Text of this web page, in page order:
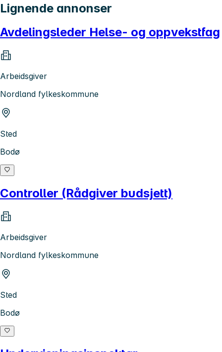
Lignende annonser
Avdelingsleder Helse- og oppvekstfag
Arbeidsgiver
Nordland fylkeskommune
Sted
Bodø
Controller (Rådgiver budsjett)
Arbeidsgiver
Nordland fylkeskommune
Sted
Bodø